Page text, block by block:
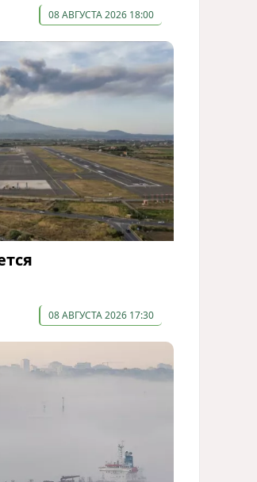
08 АВГУСТА 2026 18:00
08 АВГУСТА 2026 17:30